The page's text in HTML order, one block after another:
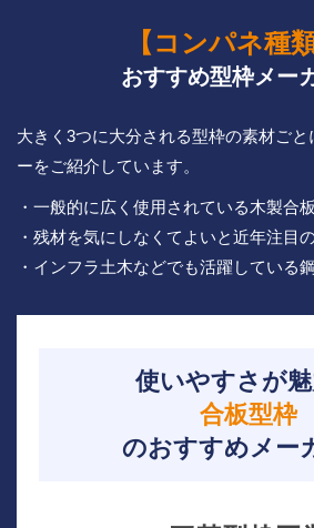
【コンパネ種
おすすめ型枠メー
大きく3つに大分される型枠の素材ご
ーをご紹介しています。
・一般的に広く使用されている木製合板
・残材を気にしなくてよいと近年注目
・インフラ土木などでも活躍している
使いやすさが
合板型枠
のおすすめメー